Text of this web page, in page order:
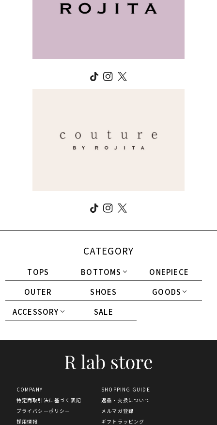
CATEGORY
TOPS BOTTOMS
ONEPIECE
OUTER
SHOES
GOODS
ACCESSORY
SALE
COMPANY
SHOPPING GUIDE
特定商取引法に基づく表記
返品・交換について
プライバシーポリシー
メルマガ登録
採用情報
ギフトラッピング